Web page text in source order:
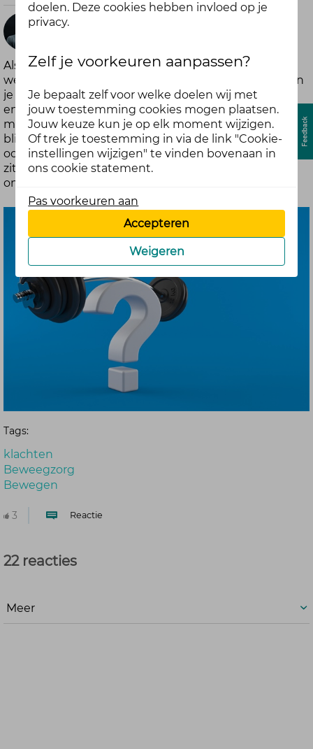
6 jaar geleden
Als ik lichamelijke klachten heb probeer ik daarmee
wel altijd zo veel mogelijk te blijven bewegen. Nu kun
je natuurlijk moeilijk gaan hardlopen met een
enkelblessure, maar dan gaat matig intensief fietsen
met een enkelbrace of tape wel weer. Bij rugklachten
blijf ik zo veel mogelijk in beweging door te wandelen,
ook helpt het om de heupen los te maken. Maar hoe
zit het bij jullie? Wat is jouw ervaring met bewegen
om je beter te voelen als je klachten hebt?
Tags:
klachten
Beweegzorg
Bewegen
3 Reactie
22 reacties
Meer
doelen. Deze cookies hebben invloed op je
privacy.
Zelf je voorkeuren aanpassen?
Je bepaalt zelf voor welke doelen wij met
jouw toestemming cookies mogen plaatsen.
Jouw keuze kun je op elk moment wijzigen.
Of trek je toestemming in via de link "Cookie-
instellingen wijzigen" te vinden bovenaan in
ons cookie statement.
Pas voorkeuren aan
Accepteren
Weigeren